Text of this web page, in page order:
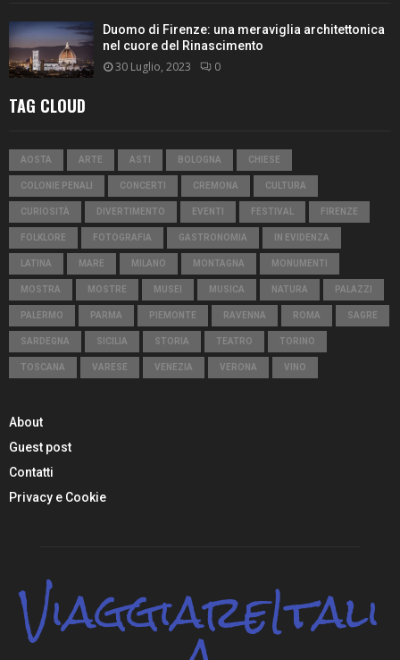
Duomo di Firenze: una meraviglia architettonica
nel cuore del Rinascimento
30 Luglio, 2023 0
TAG CLOUD
AOSTA ARTE ASTI BOLOGNA CHIESE
COLONIE PENALI CONCERTI CREMONA CULTURA
CURIOSITÀ DIVERTIMENTO EVENTI FESTIVAL FIRENZE
FOLKLORE FOTOGRAFIA GASTRONOMIA IN EVIDENZA
LATINA MARE MILANO MONTAGNA MONUMENTI
MOSTRA MOSTRE MUSEI MUSICA NATURA PALAZZI
PALERMO PARMA PIEMONTE RAVENNA ROMA SAGRE
SARDEGNA SICILIA STORIA TEATRO TORINO
TOSCANA VARESE VENEZIA VERONA VINO
About
Guest post
Contatti
Privacy e Cookie
ViaggiareItali